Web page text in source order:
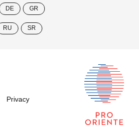
DE GR
RU SR
Privacy